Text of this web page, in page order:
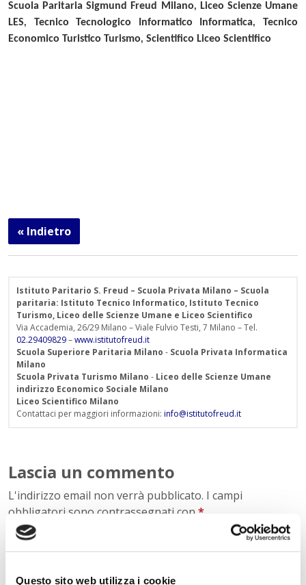
Questo sito web utilizza i cookie
Scuola Paritaria Sigmund Freud Milano, Liceo Scienze Umane
LES, Tecnico Tecnologico Informatico Informatica,
Tecnico
Economico Turistico Turismo, Scientifico Liceo Scientifico
« Indietro
Istituto Paritario S. Freud – Scuola Privata Milano – Scuola
paritaria: Istituto Tecnico Informatico, Istituto Tecnico
Turismo, Liceo delle Scienze Umane e Liceo Scientifico
Via Accademia, 26/29 Milano – Viale Fulvio Testi, 7 Milano – Tel.
02.29409829–www.istitutofreud.it
Scuola Superiore Paritaria Milano - Scuola Privata Informatica
Milano
Scuola Privata Turismo Milano - Liceo delle Scienze Umane
indirizzo Economico Sociale Milano
Liceo Scientifico Milano
Contattaci per maggiori informazioni: info@istitutofreud.it
Lascia un commento
L'indirizzo email non verrà pubblicato. I campi
obbligatori sono contrassegnati con*
Nome